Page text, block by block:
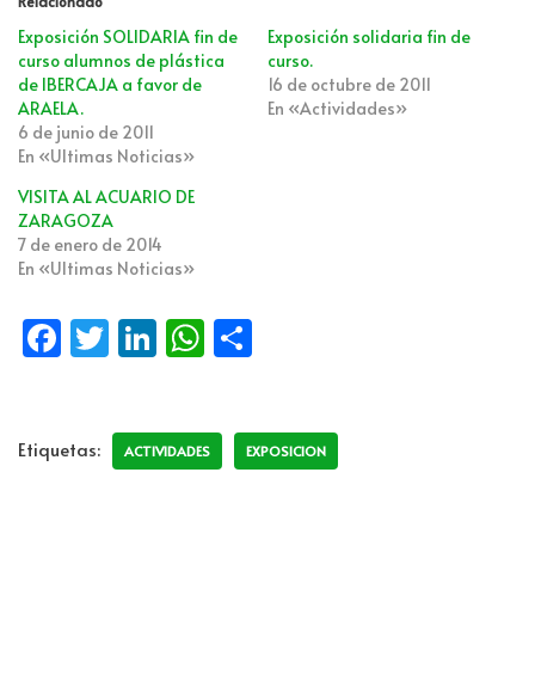
Exposición SOLIDARIA fin de
curso alumnos de plástica
de IBERCAJA a favor de
ARAELA.
6 de junio de 2011
En «Ultimas Noticias»
Exposición solidaria fin de
curso.
16 de octubre de 2011
En «Actividades»
VISITA AL ACUARIO DE
ZARAGOZA
7 de enero de 2014
En «Ultimas Noticias»
Fa
o
T
er
Li
e
W
s p
Etiquetas: ACTIVIDADES EXPOSICION